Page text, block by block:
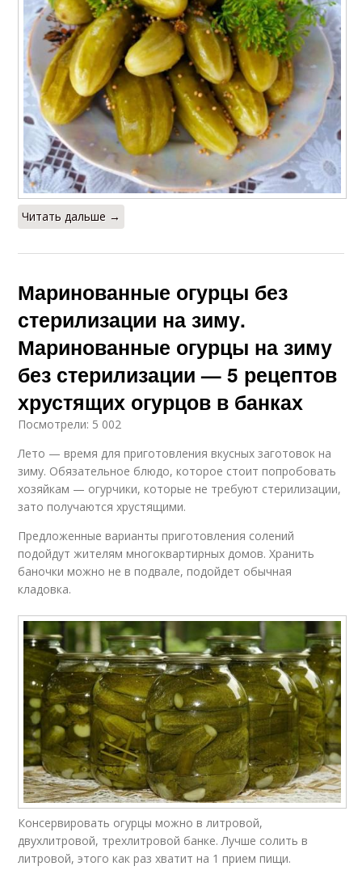
Читать дальше →
Маринованные огурцы без
стерилизации на зиму.
Маринованные огурцы на зиму
без стерилизации — 5 рецептов
хрустящих огурцов в банках
Посмотрели: 5 002
Лето — время для приготовления вкусных заготовок на
зиму. Обязательное блюдо, которое стоит попробовать
хозяйкам — огурчики, которые не требуют стерилизации,
зато получаются хрустящими.
Предложенные варианты приготовления солений
подойдут жителям многоквартирных домов. Хранить
баночки можно не в подвале, подойдет обычная
кладовка.
Консервировать огурцы можно в литровой,
двухлитровой, трехлитровой банке. Лучше солить в
литровой, этого как раз хватит на 1 прием пищи.